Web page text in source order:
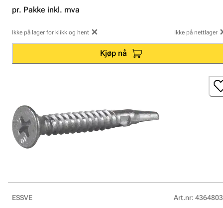
pr. Pakke inkl. mva
Ikke på lager for klikk og hent Ikke på nettlager
Kjøp nå
ESSVE Art.nr: